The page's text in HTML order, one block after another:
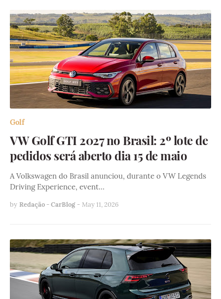
Golf
VW Golf GTI 2027 no Brasil: 2º lote de
pedidos será aberto dia 15 de maio
A Volkswagen do Brasil anunciou, durante o VW Legends
Driving Experience, event…
by Redação - CarBlog - May 11, 2026